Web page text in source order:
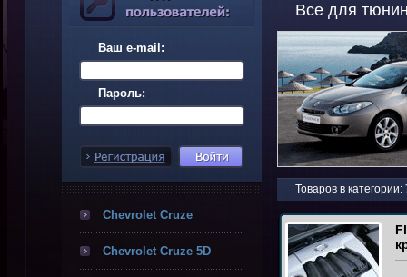
Ваш e-mail:
Пароль:
Chevrolet Cruze
Chevrolet Cruze 5D
Все для
Товаров в категории: